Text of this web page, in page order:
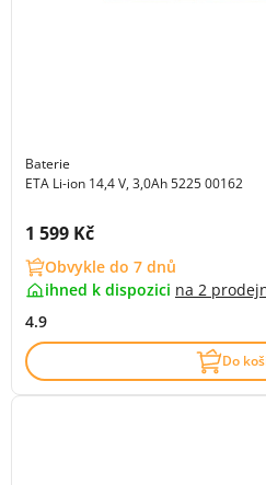
Baterie
ETA Li-ion 14,4 V, 3,0Ah 5225 00162
Cena s DPH:
1 599 Kč
Obvykle do 7 dnů
ihned k dispozici na 2
4.9
Do